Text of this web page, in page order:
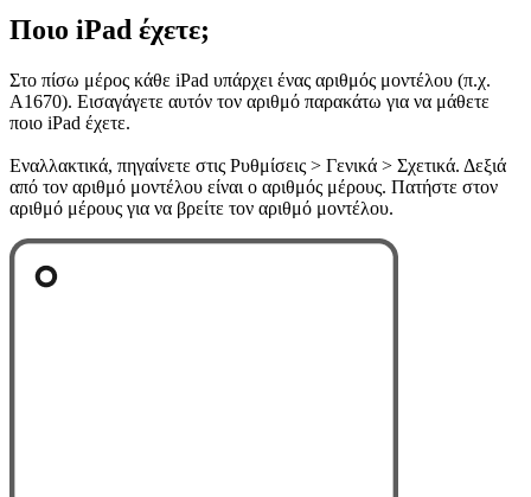
Ποιο iPad έχετε;
Στο πίσω μέρος κάθε iPad υπάρχει ένας αριθμός μοντέλου (π.χ.
A1670). Εισαγάγετε αυτόν τον αριθμό παρακάτω για να μάθετε
ποιο iPad έχετε.
Εναλλακτικά, πηγαίνετε στις Ρυθμίσεις > Γενικά > Σχετικά. Δεξιά
από τον αριθμό μοντέλου είναι ο αριθμός μέρους. Πατήστε στον
αριθμό μέρους για να βρείτε τον αριθμό μοντέλου.